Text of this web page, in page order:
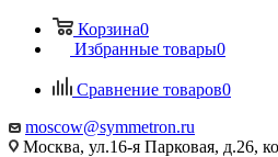
Корзина0
Избранные товары0
Сравнение товаров0
moscow@symmetron.ru
Москва, ул.16-я Парковая, д.26,